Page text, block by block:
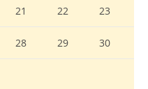
21 22 23
28 29 30